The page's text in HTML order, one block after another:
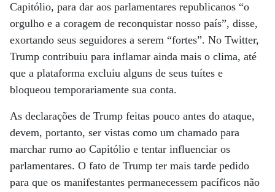
Capitólio, para dar aos parlamentares republicanos “o
orgulho e a coragem de reconquistar nosso país”, disse,
exortando seus seguidores a serem “fortes”. No Twitter,
Trump contribuiu para inflamar ainda mais o clima, até
que a plataforma excluiu alguns de seus tuítes e
bloqueou temporariamente sua conta.
As declarações de Trump feitas pouco antes do ataque,
devem, portanto, ser vistas como um chamado para
marchar rumo ao Capitólio e tentar influenciar os
parlamentares. O fato de Trump ter mais tarde pedido
para que os manifestantes permanecessem pacíficos não